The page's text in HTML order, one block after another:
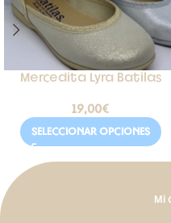
Mercedita Lyra Batilas
19,00€
SELECCIONAR OPCIONES
Mi